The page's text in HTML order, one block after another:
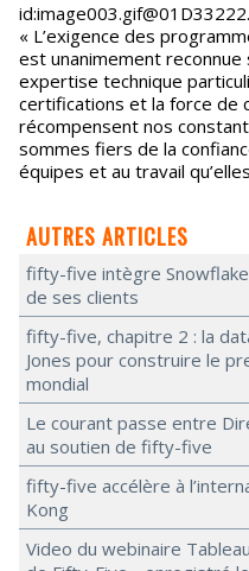
« L’exigence des
est unanimement reconnue
expertise technique
certifications et la force de
récompensent nos
sommes fiers de la
équipes et au travail
AUTRES ARTICLES
fifty-five intègre
de ses clients
fifty-five, chapitre 2 : la
Jones pour construire le
mondial
Le courant passe entre
au soutien de fifty-five
fifty-five accélère à
Kong
Video du webinaire